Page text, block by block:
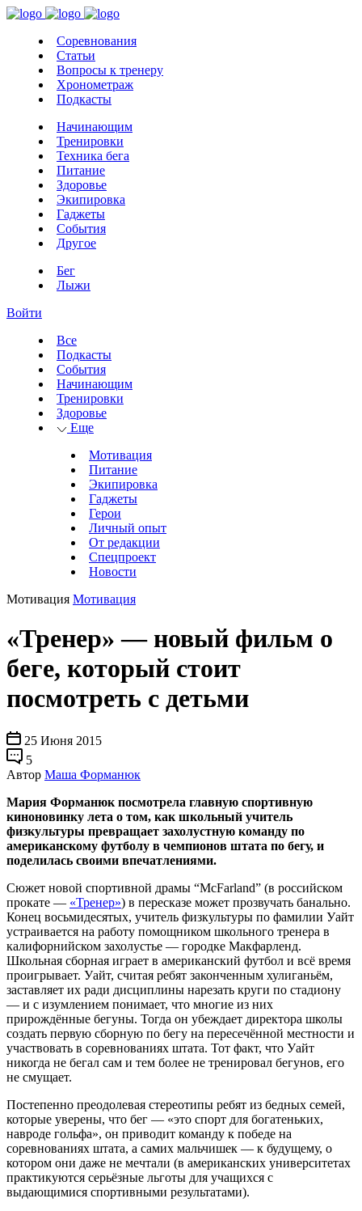
Соревнования
Статьи
Вопросы к тренеру
Хронометраж
Подкасты
Начинающим
Тренировки
Техника бега
Питание
Здоровье
Экипировка
Гаджеты
События
Другое
Бег
Лыжи
Войти
Все
Подкасты
События
Начинающим
Тренировки
Здоровье
Еще
Мотивация
Питание
Экипировка
Гаджеты
Герои
Личный опыт
От редакции
Спецпроект
Новости
Мотивация Мотивация
«Тренер» — новый фильм о
беге, который стоит
посмотреть с детьми
25 Июня 2015
5
Автор Маша Форманюк
Мария Форманюк посмотрела главную спортивную
киноновинку лета о том, как школьный учитель
физкультуры превращает захолустную команду по
американскому футболу в чемпионов штата по бегу, и
поделилась своими впечатлениями.
Сюжет новой спортивной драмы “McFarland” (в российском
прокате — «Тренер») в пересказе может прозвучать банально.
Конец восьмидесятых, учитель физкультуры по фамилии Уайт
устраивается на работу помощником школьного тренера в
калифорнийском захолустье — городке Макфарленд.
Школьная сборная играет в американский футбол и всё время
проигрывает. Уайт, считая ребят законченным хулиганьём,
заставляет их ради дисциплины нарезать круги по стадиону
— и с изумлением понимает, что многие из них
прирождённые бегуны. Тогда он убеждает директора школы
создать первую сборную по бегу на пересечённой местности и
участвовать в соревнованиях штата. Тот факт, что Уайт
никогда не бегал сам и тем более не тренировал бегунов, его
не смущает.
Постепенно преодолевая стереотипы ребят из бедных семей,
которые уверены, что бег — «это спорт для богатеньких,
навроде гольфа», он приводит команду к победе на
соревнованиях штата, а самих мальчишек — к будущему, о
котором они даже не мечтали (в американских университетах
практикуются серьёзные льготы для учащихся с
выдающимися спортивными результатами).